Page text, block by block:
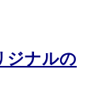
ジナルの